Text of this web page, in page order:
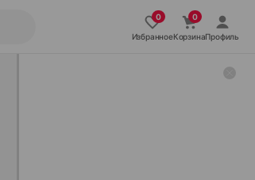
ИзбранноеКорзинаПрофиль